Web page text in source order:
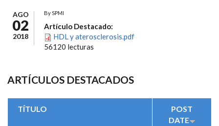
AGO
02
2018
BySPMI
Artículo Destacado:
HDL y aterosclerosis.pdf
56120 lecturas
ARTÍCULOS DESTACADOS
TÍTULO
POST
DATE